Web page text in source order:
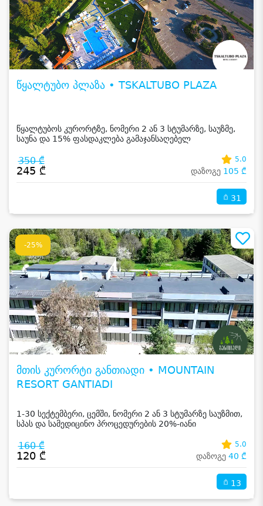
წყალტუბო პლაზა • TSKALTUBO PLAZA
წყალტუბოს კურორტზე, ნომერი 2 ან 3 სტუმარზე, საუზმე,
საუნა და 15% ფასდაკლება გამაჯანსაღებელ
350 ₾
245 ₾
5.0
დაზოგე 105 ₾
31
-25%
მთის კურორტი განთიადი • MOUNTAIN
RESORT GANTIADI
1-30 სექტემბერი, ცემში, ნომერი 2 ან 3 სტუმარზე საუზმით,
სპას და სამედიცინო პროცედურების 20%-იანი
160 ₾
120 ₾
5.0
დაზოგე 40 ₾
13